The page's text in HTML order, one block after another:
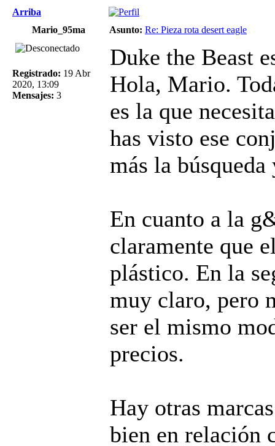
Arriba
Mario_95ma
Asunto: Re: Pieza rota desert eagle
Registrado: 19 Abr
2020, 13:09
Mensajes: 3
Duke the Beast
Hola, Mario.
es la que
has visto ese
más la
En cuanto a la
claramente que
plástico. En la
muy claro, pero
ser el mismo
precios.
Hay otras
bien en relación